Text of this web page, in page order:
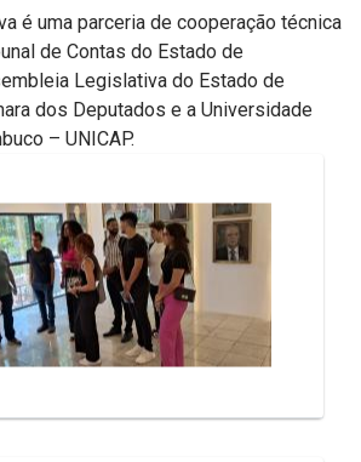
é uma parceria de cooperação técnica
de Contas do Estado de
Legislativa do Estado de
dos Deputados e a Universidade
– UNICAP.